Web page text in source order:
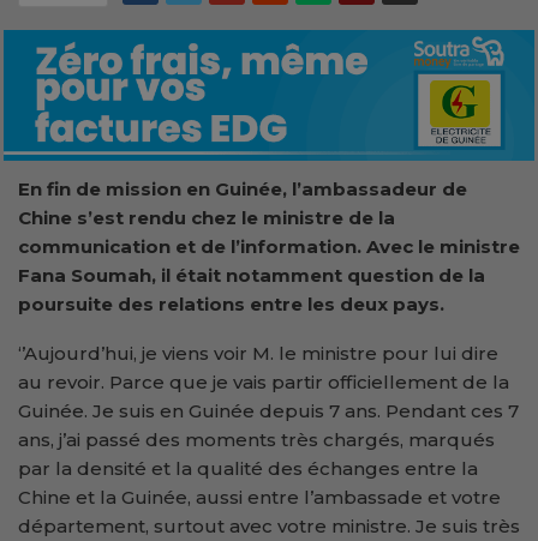
En fin de mission en Guinée, l’ambassadeur de
Chine s’est rendu chez le ministre de la
communication et de l’information. Avec le ministre
Fana Soumah, il était notamment question de la
poursuite des relations entre les deux pays.
‘’Aujourd’hui, je viens voir M. le ministre pour lui dire
au revoir. Parce que je vais partir officiellement de la
Guinée. Je suis en Guinée depuis 7 ans. Pendant ces 7
ans, j’ai passé des moments très chargés, marqués
par la densité et la qualité des échanges entre la
Chine et la Guinée, aussi entre l’ambassade et votre
département, surtout avec votre ministre. Je suis très